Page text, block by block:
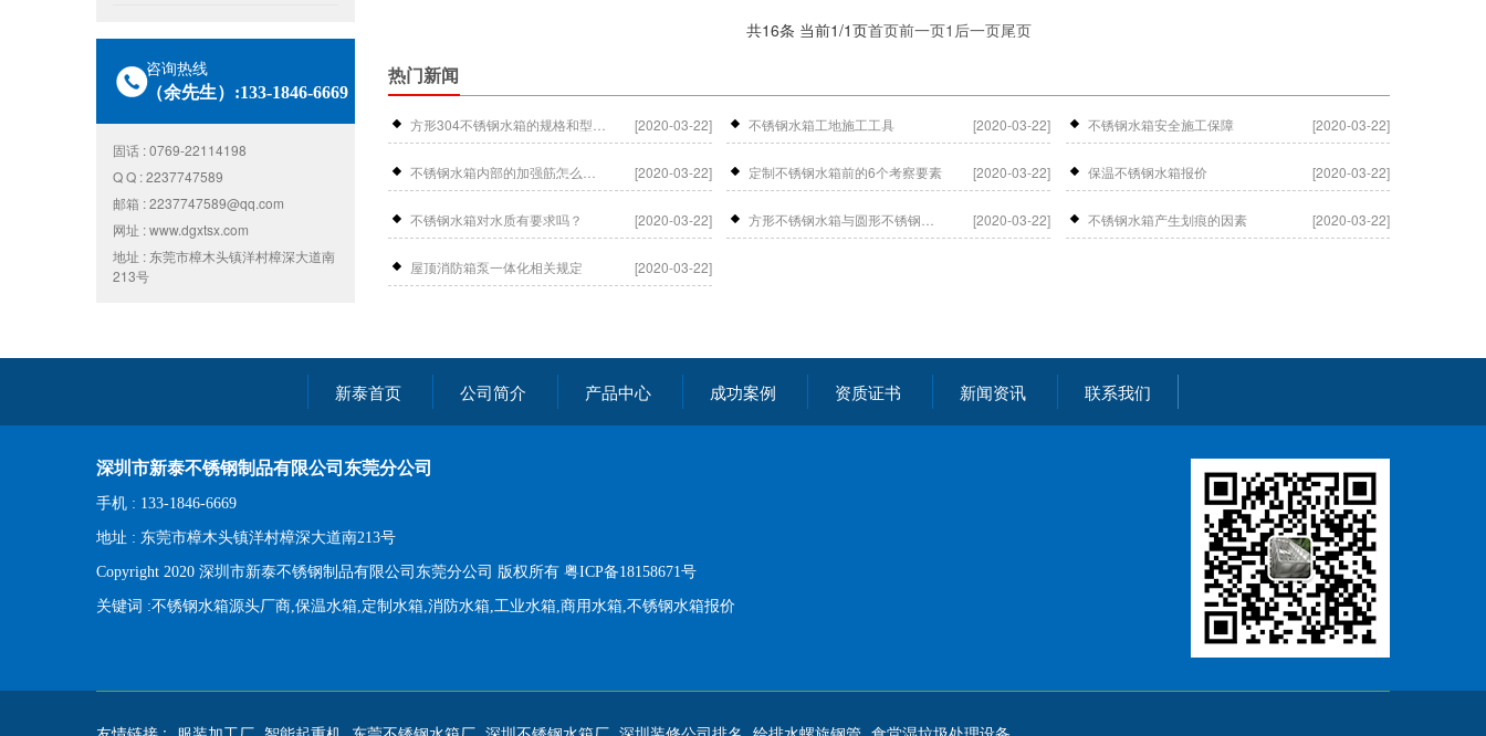
咨询热线
（余先生）:133-1846-6669
固话 : 0769-22114198
Q Q : 2237747589
邮箱 : 2237747589@qq.com
网址 : www.dgxtsx.com
地址 : 东莞市樟木头镇洋村樟深大道南
213号
共16条 当前1/1页首页前一页1 后一页尾页
热门新闻
方形304不锈钢水箱的规格和型号科普 [2020-03-22] 不锈钢水箱工地施工工具 [2020-03-22] 不锈钢水箱安全施工保障 [2020-03-22]
不锈钢水箱内部的加强筋怎么设置？ [2020-03-22] 定制不锈钢水箱前的6个考察要素 [2020-03-22] 保温不锈钢水箱报价 [2020-03-22]
不锈钢水箱对水质有要求吗？ [2020-03-22] 方形不锈钢水箱与圆形不锈钢水箱，如何选择？ [2020-03-22] 不锈钢水箱产生划痕的因素 [2020-03-22]
屋顶消防箱泵一体化相关规定 [2020-03-22]
新泰首页 公司简介 产品中心 成功案例 资质证书 新闻资讯 联系我们
深圳市新泰不锈钢制品有限公司东莞分公司
手机 : 133-1846-6669
地址 : 东莞市樟木头镇洋村樟深大道南213号
Copyright 2020 深圳市新泰不锈钢制品有限公司东莞分公司 版权所有 粤ICP备18158671号
关键词 :不锈钢水箱源头厂商,保温水箱,定制水箱,消防水箱,工业水箱,商用水箱,不锈钢水箱报价